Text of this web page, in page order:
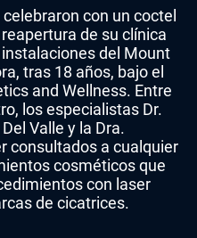
con un coctel
de su clínica
del Mount
tras 18 años, bajo el
and Wellness. Entre
los especialistas Dr.
Valle y la Dra.
consultados a cualquier
cosméticos que
con laser
de cicatrices.